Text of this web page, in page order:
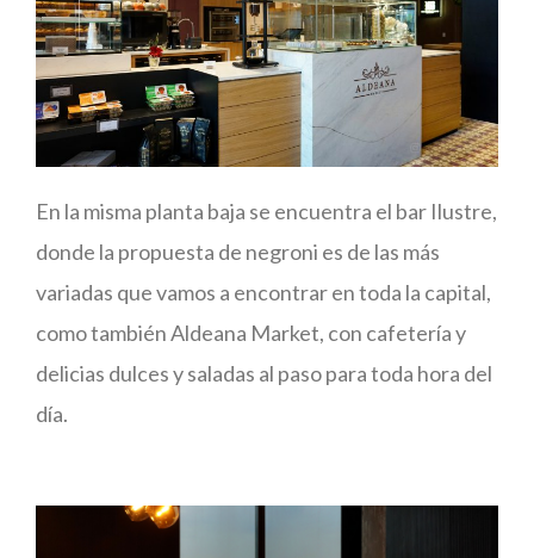
En la misma planta baja se encuentra el bar Ilustre,
donde la propuesta de negroni es de las más
variadas que vamos a encontrar en toda la capital,
como también Aldeana Market, con cafetería y
delicias dulces y saladas al paso para toda hora del
día.